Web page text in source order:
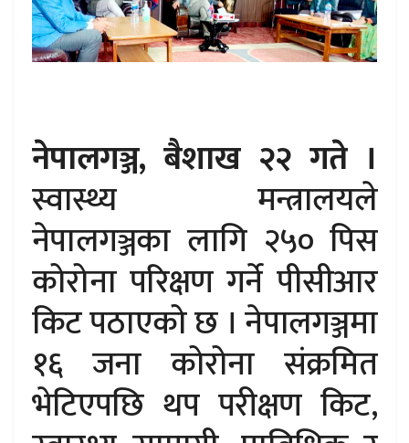
नेपालगञ्ज, बैशाख २२ गते ।
स्वास्थ्य मन्त्रालयले
नेपालगञ्जका लागि २५० पिस
कोरोना परिक्षण गर्ने पीसीआर
किट पठाएको छ । नेपालगञ्जमा
१६ जना कोरोना संक्रमित
भेटिएपछि थप परीक्षण किट,